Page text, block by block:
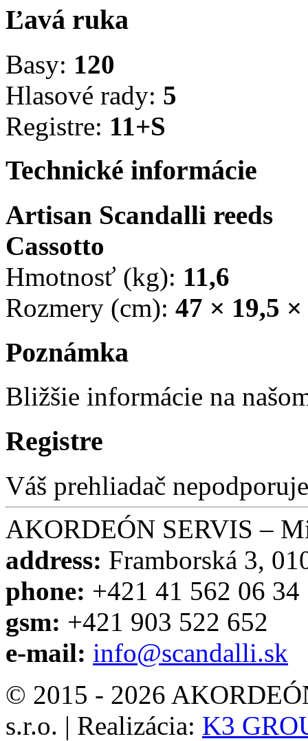
Ľavá ruka
Basy: 120
Hlasové rady: 5
Registre: 11+S
Technické informácie
Artisan Scandalli reeds
Cassotto
Hmotnosť (kg): 11,6
Rozmery (cm): 47 × 19,5 ×
Poznámka
Bližšie informácie na
Registre
Váš prehliadač
AKORDEÓN SERVIS –
address: Framborská 3,
phone: +421 41 562 06 34
gsm: +421 903 522 652
e-mail: info@scandalli.sk
© 2015 - 2026
s.r.o. | Realizácia: K3